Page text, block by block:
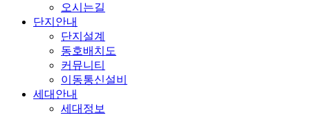
오시는길
단지안내
단지설계
동호배치도
커뮤니티
이동통신설비
세대안내
세대정보